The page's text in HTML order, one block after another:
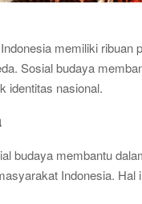
memiliki ribuan
Sosial budaya
identitas nasional.
budaya membantu
Indonesia.